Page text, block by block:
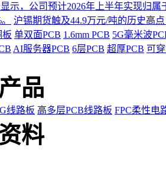
示，公司预计2026年上半年实现归
沪锡期货触及44.9万元/吨的历史高
板 单双面PCB 1.6mm PCB 5G毫米波
AI服务器PCB 6层PCB 超厚PCB 可
品
线路板 高多层PCB线路板 FPC柔性电
料